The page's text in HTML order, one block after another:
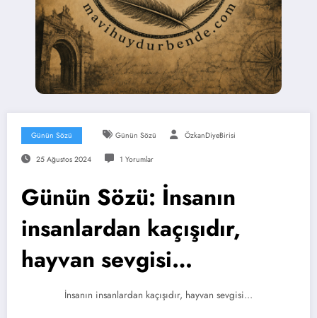
Günün Sözü Günün Sözü ÖzkanDiyeBirisi
25 Ağustos 2024 1 Yorumlar
Günün Sözü: İnsanın
insanlardan kaçışıdır,
hayvan sevgisi…
İnsanın insanlardan kaçışıdır, hayvan sevgisi…